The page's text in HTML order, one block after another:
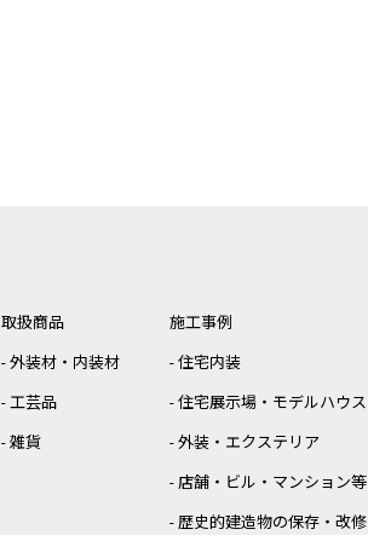
取扱商品
外装材・内装材
工芸品
雑貨
施工事例
住宅内装
住宅展示場・モデルハウス
外装・エクステリア
店舗・ビル・マンション等
歴史的建造物の保存・改修